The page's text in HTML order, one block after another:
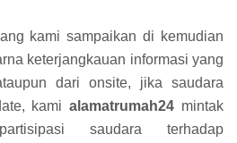
kami sampaikan di kemudian
keterjangkauan informasi yang
dari onsite, jika saudara
kamialamatrumah24 mintak
saudara terhadap